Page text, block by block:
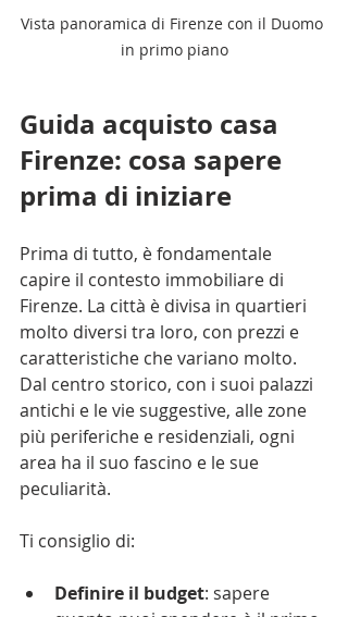
Vista panoramica di Firenze con il Duomo
in primo piano
Guida acquisto casa
Firenze: cosa sapere
prima di iniziare
Prima di tutto, è fondamentale
capire il contesto immobiliare di
Firenze. La città è divisa in quartieri
molto diversi tra loro, con prezzi e
caratteristiche che variano molto.
Dal centro storico, con i suoi palazzi
antichi e le vie suggestive, alle zone
più periferiche e residenziali, ogni
area ha il suo fascino e le sue
peculiarità.
Ti consiglio di:
Definire il budget: sapere